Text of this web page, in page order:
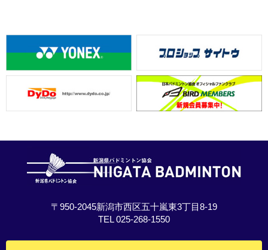
〒950-2045新潟市西区五十嵐東3丁目8-19
TEL 025-268-1550